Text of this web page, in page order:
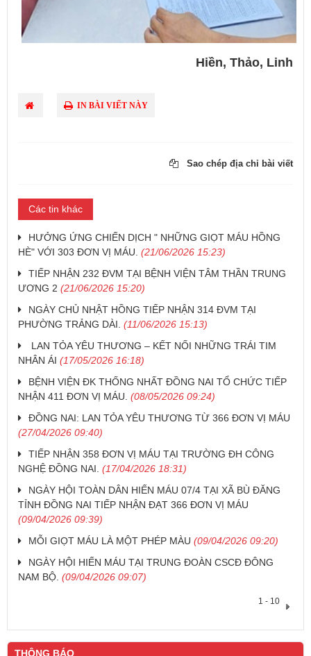
Hiền, Thảo, Linh
IN BÀI VIẾT NÀY
Sao chép địa chỉ bài viết
Các tin khác
HƯỞNG ỨNG CHIẾN DỊCH " NHỮNG GIỌT MÁU HỒNG
HÈ" VỚI 303 ĐƠN VỊ MÁU. (21/06/2026 15:23)
TIẾP NHẬN 232 ĐVM TẠI BỆNH VIỆN TÂM THẦN TRUNG
ƯƠNG 2 (21/06/2026 15:20)
NGÀY CHỦ NHẬT HỒNG TIẾP NHẬN 314 ĐVM TẠI
PHƯỜNG TRẢNG DÀI. (11/06/2026 15:13)
LAN TỎA YÊU THƯƠNG – KẾT NỐI NHỮNG TRÁI TIM
NHÂN ÁI (17/05/2026 16:18)
BỆNH VIỆN ĐK THỐNG NHẤT ĐỒNG NAI TỔ CHỨC TIẾP
NHẬN 411 ĐƠN VỊ MÁU. (08/05/2026 09:24)
ĐỒNG NAI: LAN TỎA YÊU THƯƠNG TỪ 366 ĐƠN VỊ MÁU
(27/04/2026 09:40)
TIẾP NHẬN 358 ĐƠN VỊ MÁU TẠI TRƯỜNG ĐH CÔNG
NGHỆ ĐỒNG NAI. (17/04/2026 18:31)
NGÀY HỘI TOÀN DÂN HIẾN MÁU 07/4 TẠI XÃ BÙ ĐĂNG
TỈNH ĐỒNG NAI TIẾP NHẬN ĐẠT 366 ĐƠN VỊ MÁU
(09/04/2026 09:39)
MỖI GIỌT MÁU LÀ MỘT PHÉP MÀU (09/04/2026 09:20)
NGÀY HỘI HIẾN MÁU TẠI TRUNG ĐOÀN CSCĐ ĐÔNG
NAM BỘ. (09/04/2026 09:07)
1 - 10
THÔNG BÁO